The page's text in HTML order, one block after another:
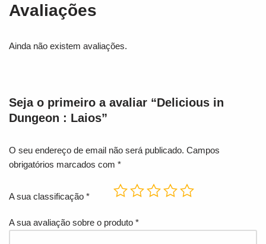
Avaliações
Ainda não existem avaliações.
Seja o primeiro a avaliar “Delicious in
Dungeon : Laios”
O seu endereço de email não será publicado. Campos
obrigatórios marcados com *
A sua classificação *
A sua avaliação sobre o produto *